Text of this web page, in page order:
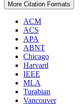
More Citation Formats
ACM
ACS
APA
ABNT
Chicago
Harvard
IEEE
MLA
Turabian
Vancouver